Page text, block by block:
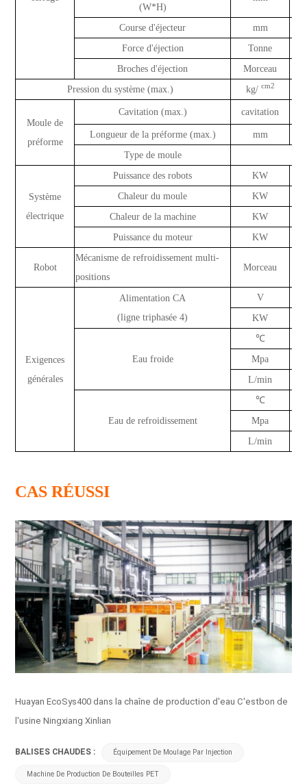
(W*H)
Course d'éjecteur
mm
Force d'éjection
Tonne
Broches d'éjection
Morceau
Pression du système (max.)
kg/ cm2
Moule de
préforme
Cavitation (max.) cavitation
Longueur de la préforme (max.)
mm
Type de moule
Système
électrique
Puissance des robots
KW
Chaleur du moule
KW
Chaleur de la machine
KW
Puissance du moteur
KW
Robot
Mécanisme de refroidissement multi-
positions
Morceau
Exigences
générales
Alimentation CA
(ligne triphasée 4)
V
KW
Eau froide
℃
Mpa
L/min
Eau de refroidissement
℃
Mpa
L/min
CAS RÉUSSI
Huayan EcoSys400 dans la chaîne de production d'eau C'estbon de
l'usine Ningxiang Xinlian
BALISES CHAUDES : Équipement De Moulage Par Injection
Machine De Production De Bouteilles PET